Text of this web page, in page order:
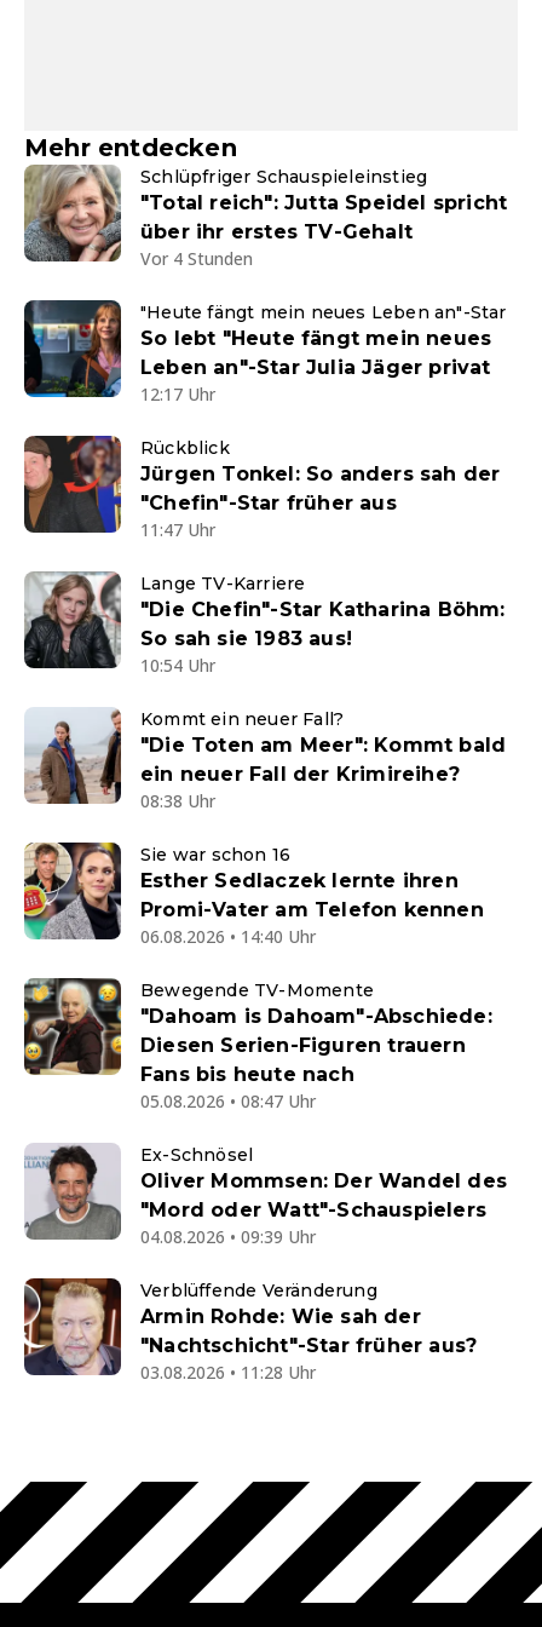
Mehr entdecken
Schlüpfriger Schauspieleinstieg
"Total reich": Jutta Speidel spricht
über ihr erstes TV-Gehalt
Vor 4 Stunden
"Heute fängt mein neues Leben an"-Star
So lebt "Heute fängt mein neues
Leben an"-Star Julia Jäger privat
12:17 Uhr
Rückblick
Jürgen Tonkel: So anders sah der
"Chefin"-Star früher aus
11:47 Uhr
Lange TV-Karriere
"Die Chefin"-Star Katharina Böhm:
So sah sie 1983 aus!
10:54 Uhr
Kommt ein neuer Fall?
"Die Toten am Meer": Kommt bald
ein neuer Fall der Krimireihe?
08:38 Uhr
Sie war schon 16
Esther Sedlaczek lernte ihren
Promi-Vater am Telefon kennen
06.08.2026 • 14:40 Uhr
Bewegende TV-Momente
"Dahoam is Dahoam"-Abschiede:
Diesen Serien-Figuren trauern
Fans bis heute nach
05.08.2026 • 08:47 Uhr
Ex-Schnösel
Oliver Mommsen: Der Wandel des
"Mord oder Watt"-Schauspielers
04.08.2026 • 09:39 Uhr
Verblüffende Veränderung
Armin Rohde: Wie sah der
"Nachtschicht"-Star früher aus?
03.08.2026 • 11:28 Uhr